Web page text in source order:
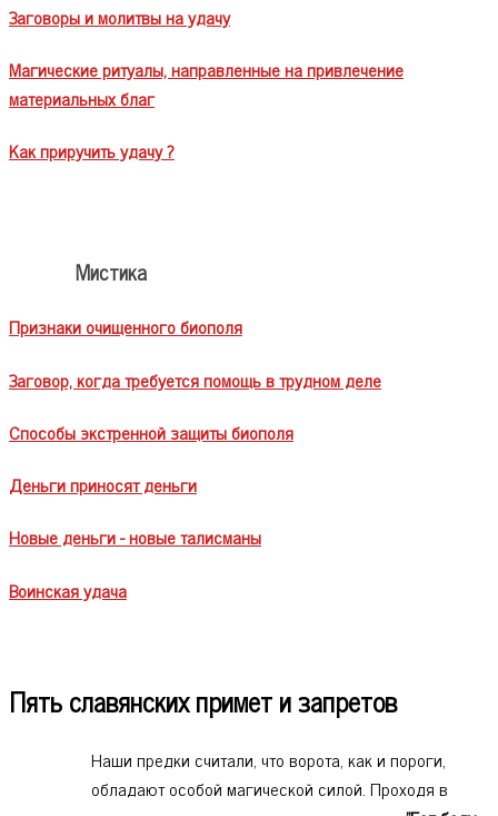
Заговоры и молитвы на удачу
Магические ритуалы, направленные на привлечение
материальных благ
Как приручить удачу ?
Мистика
Признаки очищенного биополя
Заговор, когда требуется помощь в трудном деле
Способы экстренной защиты биополя
Деньги приносят деньги
Новые деньги - новые талисманы
Воинская удача
Пять славянских примет и запретов
Наши предки считали, что ворота, как и пороги,
обладают особой магической силой. Проходя в